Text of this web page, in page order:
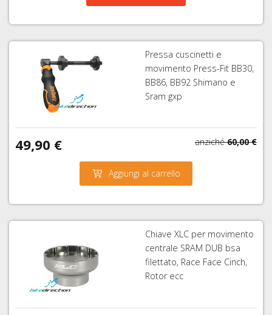
Pressa cuscinetti e
movimento Press-Fit BB30,
BB86, BB92 Shimano e
Sram gxp
49,90 € anziché 60,00 €
Aggiungi al carrello
Chiave XLC per movimento
centrale SRAM DUB bsa
filettato, Race Face Cinch,
Rotor ecc